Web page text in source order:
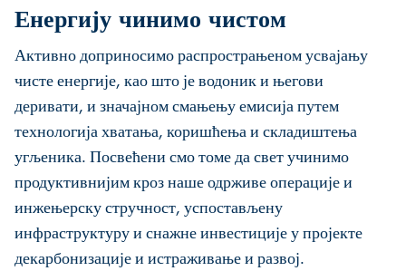
Енергију чинимо чистом
Активно доприносимо распрострањеном усвајању
чисте енергије, као што је водоник и његови
деривати, и значајном смањењу емисија путем
технологија хватања, коришћења и складиштења
угљеника. Посвећени смо томе да свет учинимо
продуктивнијим кроз наше одрживе операције и
инжењерску стручност, успостављену
инфраструктуру и снажне инвестиције у пројекте
декарбонизације и истраживање и развој.